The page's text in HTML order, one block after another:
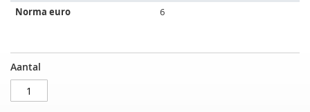
Norma euro
6
Roetfilter
met
OP
VOORRAAD
Aantal